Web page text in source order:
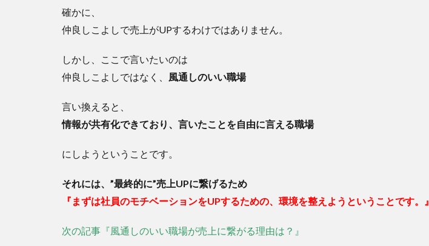
確かに、
仲良しこよしで売上がUPするわけではありません。
しかし、ここで言いたいのは
仲良しこよしではなく、 風通しのいい職場
言い換えると、
情報が共有化できており、言いたことを自由に言える職場
にしようということです。
それには、”最終的に”売上UPに繋げるため
『まずは社員のモチベーションをUPするための、環境を整えようということです。』
次の記事『風通しのいい職場が売上に繋がる理由は？』